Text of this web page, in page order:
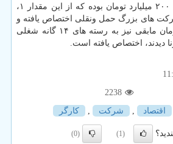
کسب و کارها، جمعاً ۶، ۲۰۰ میلیارد تومان بوده که از این مقدار ۱،
شرکت های بزرگ حمل ونقلی اختصاص یافته و
حدود ۴، ۹۰۰ میلیارد تومان مابقی نیز به رسته های ۱۴ گانه شغلی
دیدند، اختصاص یافته است.
2238
اقتصاد , شركت , كارگر
(1)
(0)